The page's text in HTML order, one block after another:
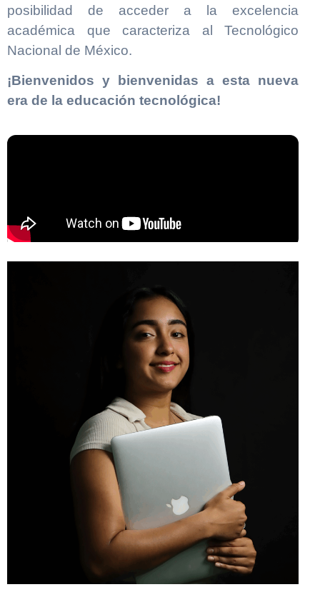
posibilidad de acceder a la excelencia
académica que caracteriza al Tecnológico
Nacional de México.
¡Bienvenidos y bienvenidas a esta nueva
era de la educación tecnológica!